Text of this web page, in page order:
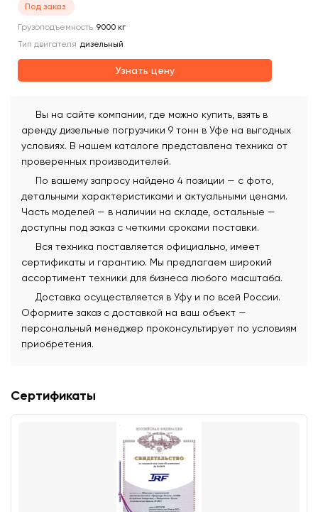
Под заказ
Грузоподъемность 9000 кг
Тип двигателя дизельный
Узнать цену
Вы на сайте компании, где можно купить, взять в
аренду дизельные погрузчики 9 тонн в Уфе на выгодных
условиях. В нашем каталоге представлена техника от
проверенных производителей.
По вашему запросу найдено 4 позиции — с фото,
детальными характеристиками и актуальными ценами.
Часть моделей — в наличии на складе, остальные —
доступны под заказ с четкими сроками поставки.
Вся техника поставляется официально, имеет
сертификаты и гарантию. Мы предлагаем широкий
ассортимент техники для бизнеса любого масштаба.
Доставка осуществляется в Уфу и по всей России.
Оформите заказ с доставкой на ваш объект —
персональный менеджер проконсультирует по условиям
приобретения.
Сертификаты